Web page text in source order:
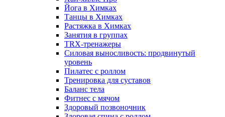
Йога в Химках
Танцы в Химках
Растяжка в Химках
Занятия в группах
TRX-тренажеры
Силовая выносливость: продвинутый
уровень
Пилатес с роллом
Тренировка для суставов
Баланс тела
Фитнес с мячом
Здоровый позвоночник